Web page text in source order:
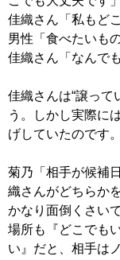
佳織さん「私もど
男性「食べたいも
佳織さん「なんで
佳織さんは“譲って
う。しかし実際に
げしていたのです。
菊乃「相手が候補
織さんがどちらか
かなり面倒くさい
場所も『どこでも
い』だと、相手は